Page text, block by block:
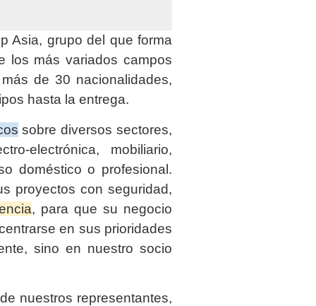
Asia, grupo del que forma
los más variados campos
de 30 nacionalidades,
hasta la entrega.
sobre diversos sectores,
electrónica, mobiliario,
doméstico o profesional.
proyectos con seguridad,
, para que su negocio
en sus prioridades
sino en nuestro socio
nuestros representantes,